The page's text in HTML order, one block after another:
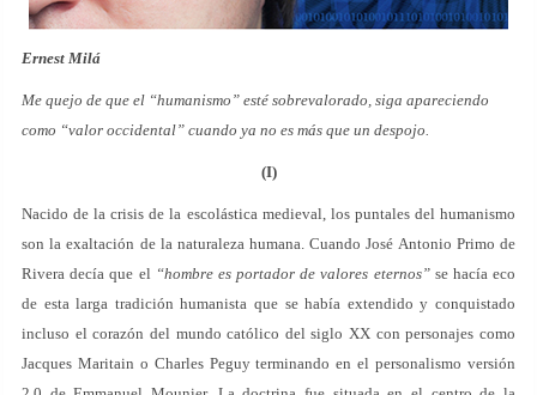
Ernest Milá
Me quejo de que el “humanismo” esté sobrevalorado, siga apareciendo
como “valor occidental” cuando ya no es más que un despojo.
(I)
Nacido de la crisis de la escolástica medieval, los puntales del humanismo
son la exaltación de la naturaleza humana. Cuando José Antonio Primo de
Rivera decía que el “hombre es portador de valores eternos”se hacía eco
de esta larga tradición humanista que se había extendido y conquistado
incluso el corazón del mundo católico del siglo XX con personajes como
Jacques Maritain o Charles Peguy terminando en el personalismo versión